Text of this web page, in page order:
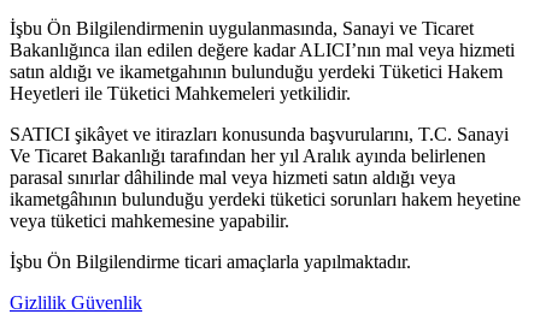
İşbu Ön Bilgilendirmenin uygulanmasında, Sanayi ve Ticaret
Bakanlığınca ilan edilen değere kadar ALICI’nın mal veya hizmeti
satın aldığı ve ikametgahının bulunduğu yerdeki Tüketici Hakem
Heyetleri ile Tüketici Mahkemeleri yetkilidir.
SATICI şikâyet ve itirazları konusunda başvurularını, T.C. Sanayi
Ve Ticaret Bakanlığı tarafından her yıl Aralık ayında belirlenen
parasal sınırlar dâhilinde mal veya hizmeti satın aldığı veya
ikametgâhının bulunduğu yerdeki tüketici sorunları hakem heyetine
veya tüketici mahkemesine yapabilir.
İşbu Ön Bilgilendirme ticari amaçlarla yapılmaktadır.
Gizlilik Güvenlik